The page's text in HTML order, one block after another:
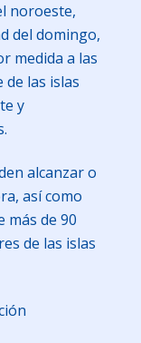
noroeste,
del domingo,
medida a las
las islas
y
alcanzar o
así como
más de 90
de las islas